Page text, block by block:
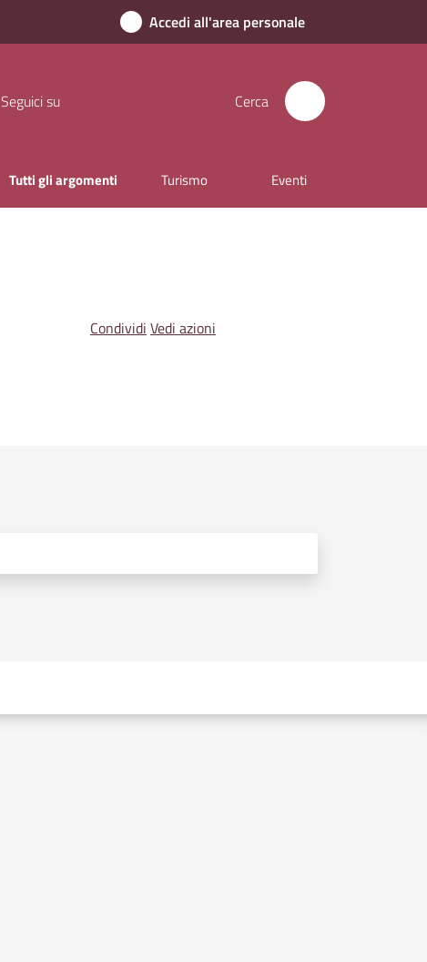
Accedi all'area personale
Seguici su Cerca
Tutti gli argomenti Turismo Eventi
Condividi Vedi azioni